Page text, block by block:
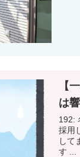
【
は
192: 名無
採用してる方
して
す ...